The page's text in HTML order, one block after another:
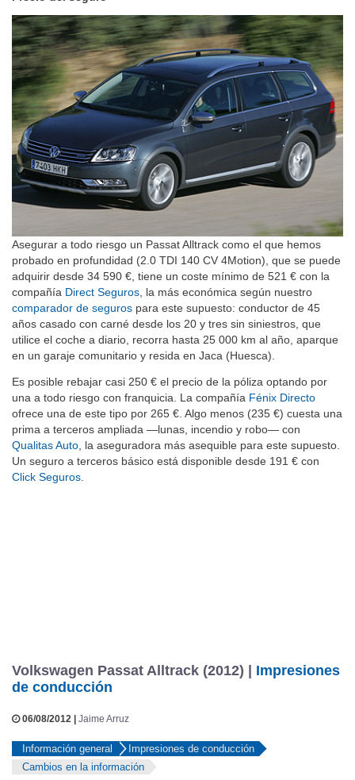
Asegurar a todo riesgo un Passat Alltrack como el que hemos
probado en profundidad (2.0 TDI 140 CV 4Motion), que se puede
adquirir desde 34 590 €, tiene un coste mínimo de 521 € con la
compañíaDirect Seguros, la más económica según nuestro
comparador de seguros para este supuesto: conductor de 45
años casado con carné desde los 20 y tres sin siniestros, que
utilice el coche a diario, recorra hasta 25 000 km al año, aparque
Es posible rebajar casi 250 € el precio de la póliza optando por
una a todo riesgo con franquicia. La compañíaFénix Directo
ofrece una de este tipo por 265 €. Algo menos (235 €) cuesta una
prima a terceros ampliada —lunas, incendio y robo— con
Qualitas Auto, la aseguradora más asequible para este supuesto.
Un seguro a terceros básico está disponible desde 191 € con
Volkswagen Passat Alltrack (2012) |
Impresiones
Información general
Impresiones de conducción